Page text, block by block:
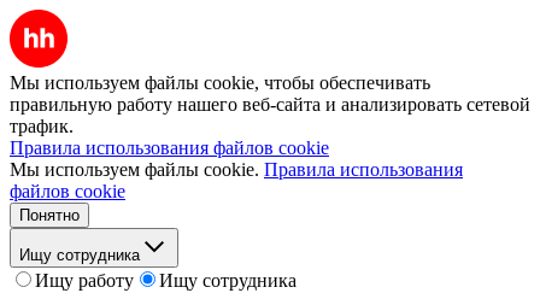
Мы используем файлы cookie, чтобы обеспечивать
правильную работу нашего веб-сайта и анализировать сетевой
трафик.
Правила использования файлов cookie
Мы используем файлы cookie. Правила использования
файлов cookie
Понятно
Ищу сотрудника
Ищу работу
Ищу сотрудника